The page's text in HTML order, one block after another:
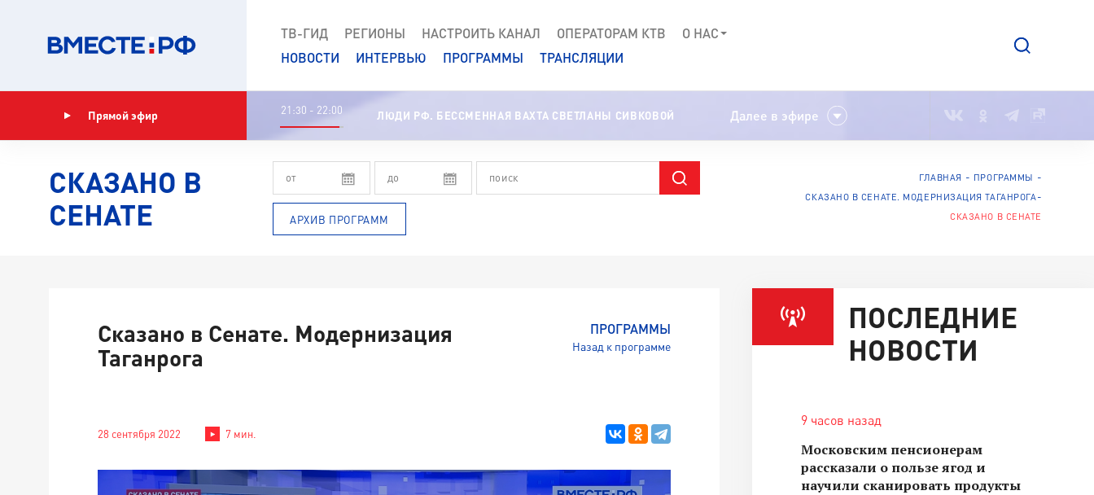
ТВ-ГИД РЕГИОНЫ НАСТРОИТЬ КАНАЛ ОПЕРАТОРАМ КТВ
О НАС
НОВОСТИ
ИНТЕРВЬЮ ПРОГРАММЫ ТРАНСЛЯЦИИ
Прямой эфир 21:30 - 22:00 ЛЮДИ РФ. БЕССМЕННАЯ ВАХТА СВЕТЛАНЫ СИВКОВОЙ Далее в эфире
СКАЗАНО В
СЕНАТЕ
АРХИВ ПРОГРАММ
ГЛАВНАЯ
ПРОГРАММЫ
СКАЗАНО В СЕНАТЕ. МОДЕРНИЗАЦИЯ ТАГАНРОГА
СКАЗАНО В СЕНАТЕ
ПРОГРАММЫ
Назад к программе
Сказано в Сенате. Модернизация
Таганрога
28 сентября 2022 7 мин.
ПОСЛЕДНИЕ
НОВОСТИ
9 часов назад
Московским пенсионерам
рассказали о пользе ягод и
научили сканировать продукты